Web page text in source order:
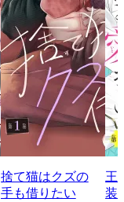
捨て猫はクズの
手も借りたい
王
装